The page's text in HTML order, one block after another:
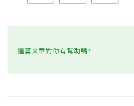
這篇文章對你有幫助嗎?